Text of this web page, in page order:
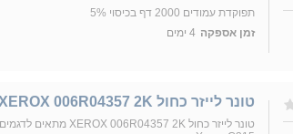
תפוקדת עמודים 2000 דף בכיסוי 5%
זמן אספקה 4 ימים
טונר לייזר כחול XEROX 006R04357 2K